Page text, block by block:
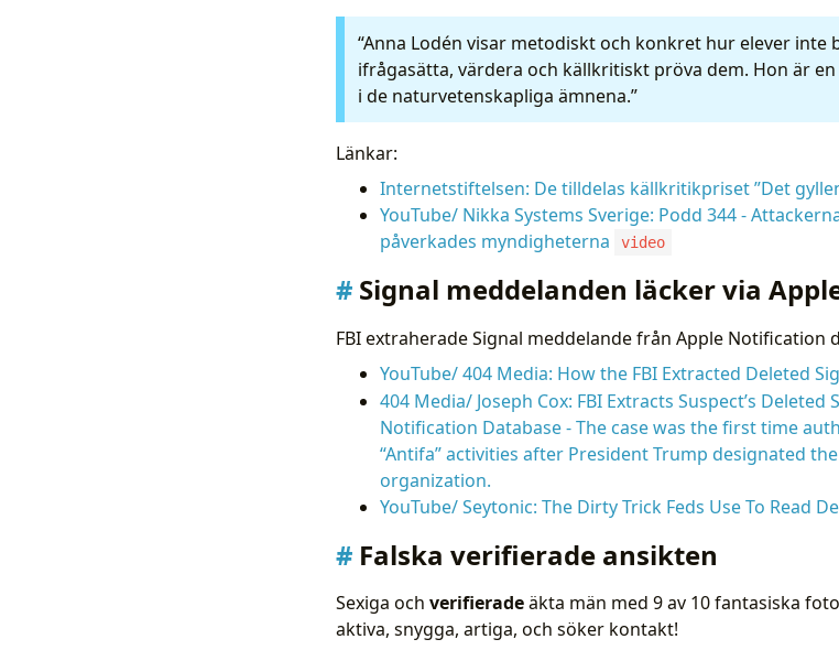
“Anna Lodén visar metodiskt och konkret hur elever inte
ifrågasätta, värdera och källkritiskt pröva dem. Hon är
i de naturvetenskapliga ämnena.”
Länkar:
Internetstiftelsen: De tilldelas källkritikpriset ”Det
YouTube/ Nikka Systems Sverige: Podd 344 -
påverkades myndigheterna
video
Signal meddelanden läcker via
FBI extraherade Signal meddelande från Apple Notification
YouTube/ 404 Media: How the FBI Extracted Deleted
404 Media/ Joseph Cox: FBI Extracts Suspect’s
Notification Database - The case was the first time
“Antifa” activities after President Trump designated
organization.
YouTube/ Seytonic: The Dirty Trick Feds Use To Read
Falska verifierade ansikten
Sexiga och verifieradeäkta män med 9 av 10 fantasiska
aktiva, snygga, artiga, och söker kontakt!